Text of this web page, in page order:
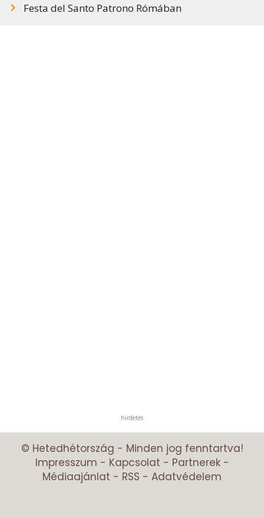
Festa del Santo Patrono Rómában
hirdetés
© Hetedhétország - Minden jog fenntartva!
Impresszum - Kapcsolat - Partnerek-
Médiaajánlat - RSS - Adatvédelem